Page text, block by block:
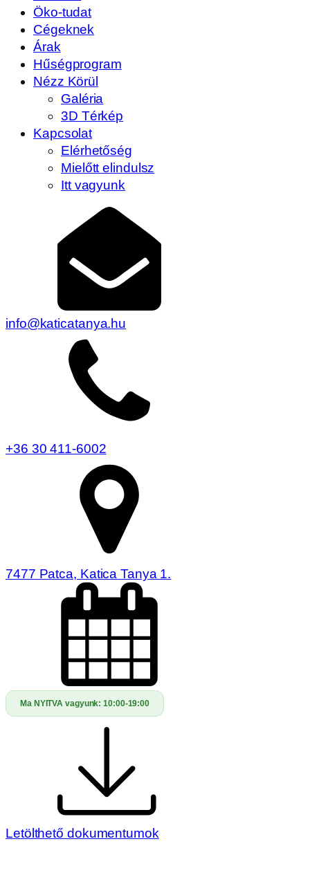
Öko-tudat
Cégeknek
Árak
Hűségprogram
Nézz Körül
Galéria
3D Térkép
Kapcsolat
Elérhetőség
Mielőtt elindulsz
Itt vagyunk
info@katicatanya.hu
+36 30 411-6002
7477 Patca, Katica Tanya 1.
Ma NYITVA vagyunk:10:00-19:00
Letölthető dokumentumok